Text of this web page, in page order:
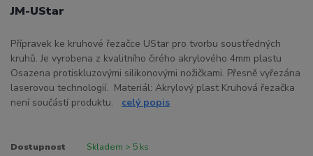
JM-UStar
Přípravek ke kruhové řezačce UStar pro tvorbu soustředných
kruhů. Je vyrobena z kvalitního čirého akrylového 4mm plastu
Osazena protiskluzovými silikonovými nožičkami. Přesně vyřezána
laserovou technologií. Materiál: Akrylový plast Kruhová řezačka
není součástí produktu. celý popis
Dostupnost Skladem > 5 ks